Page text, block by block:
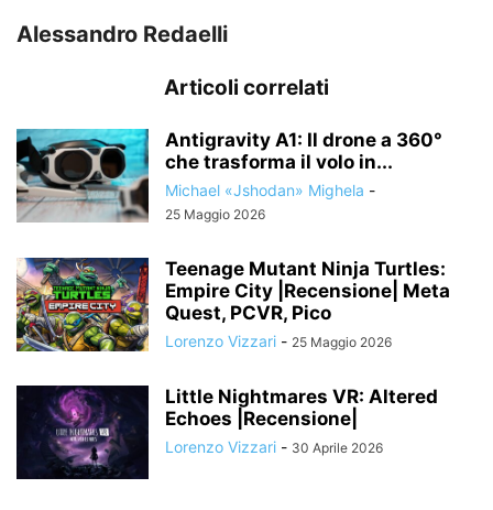
Alessandro Redaelli
Articoli correlati
Antigravity A1: Il drone a 360°
che trasforma il volo in...
Michael «Jshodan» Mighela -
25 Maggio 2026
Teenage Mutant Ninja Turtles:
Empire City |Recensione| Meta
Quest, PCVR, Pico
Lorenzo Vizzari - 25 Maggio 2026
Little Nightmares VR: Altered
Echoes |Recensione|
Lorenzo Vizzari - 30 Aprile 2026